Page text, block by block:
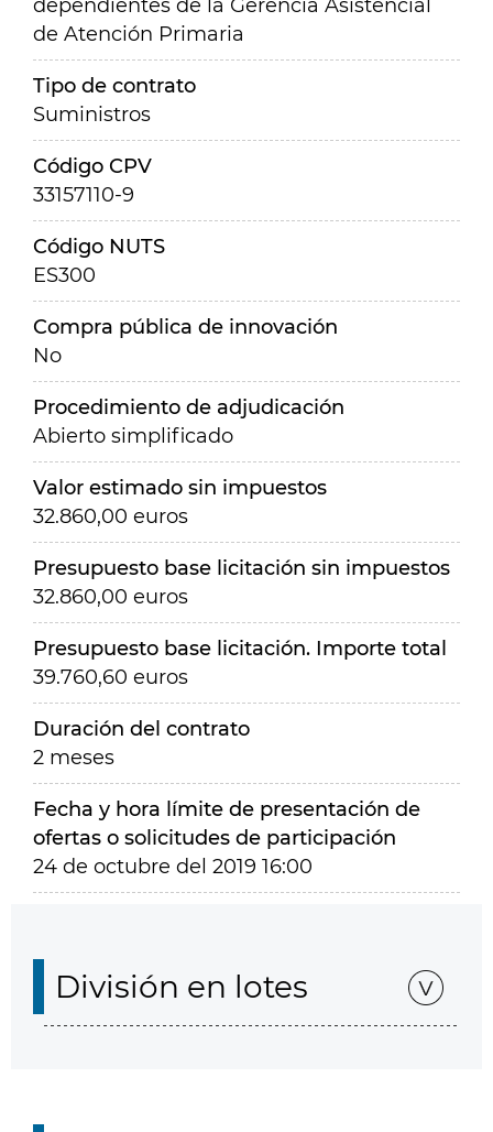
dependientes de la Gerencia Asistencial
de Atención Primaria
Tipo de contrato
Suministros
Código CPV
33157110-9
Código NUTS
ES300
Compra pública de innovación
No
Procedimiento de adjudicación
Abierto simplificado
Valor estimado sin impuestos
32.860,00 euros
Presupuesto base licitación sin impuestos
32.860,00 euros
Presupuesto base licitación. Importe total
39.760,60 euros
Duración del contrato
2 meses
Fecha y hora límite de presentación de
ofertas o solicitudes de participación
24 de octubre del 2019 16:00
División en lotes